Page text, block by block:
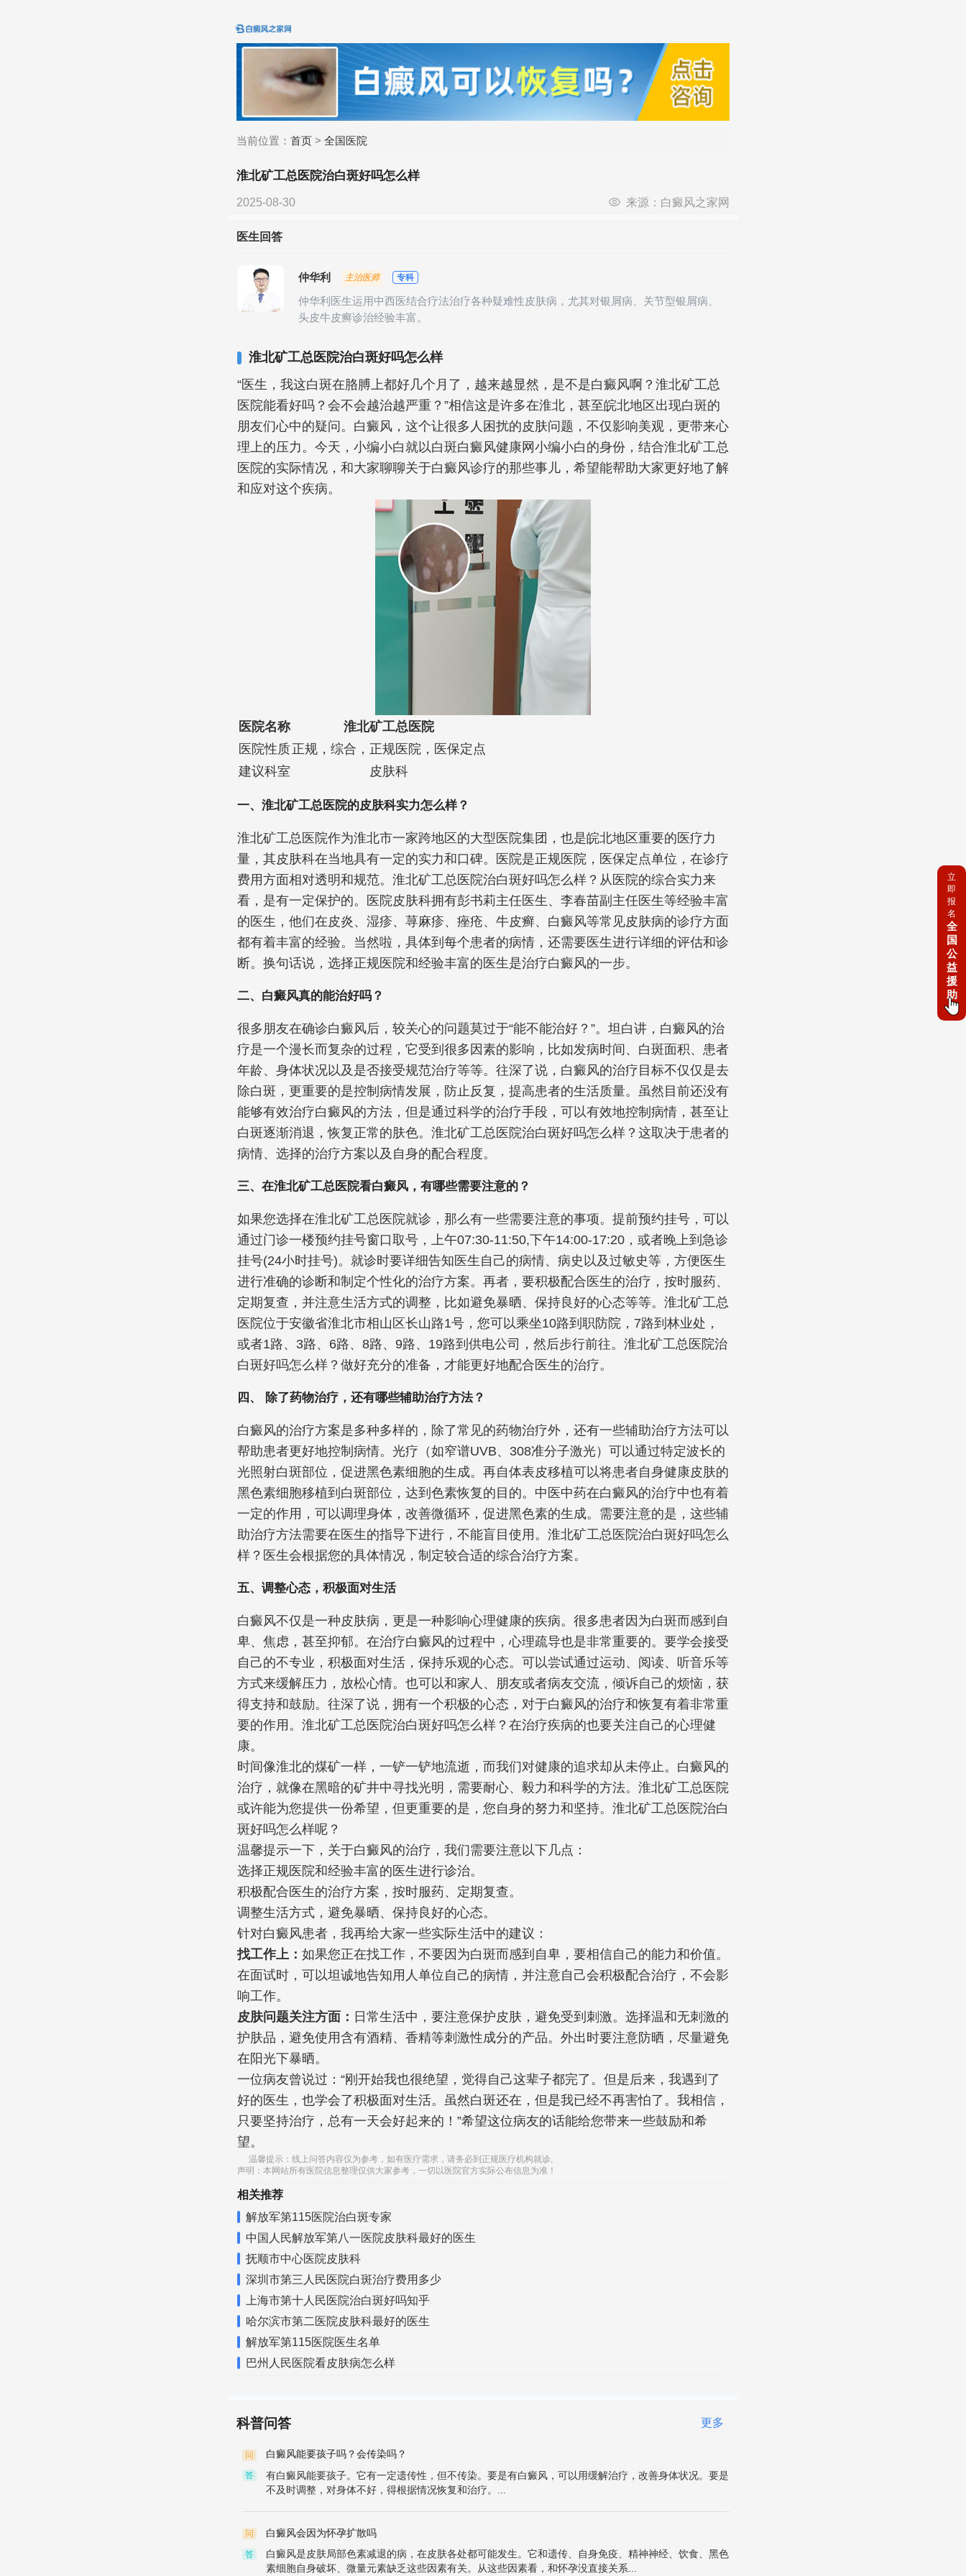
当前位置：首页 >全国医院
淮北矿工总医院治白斑好吗怎么样
2025-08-30 来源： 白癜风之家网
医生回答
仲华利 主治医师 专科
仲华利医生运用中西医结合疗法治疗各种疑难性皮肤病，尤其对银屑病、关节型银屑病、
头皮牛皮癣诊治经验丰富。
淮北矿工总医院治白斑好吗怎么样
“医生，我这白斑在胳膊上都好几个月了，越来越显然，是不是白癜风啊？淮北矿工总
医院能看好吗？会不会越治越严重？”相信这是许多在淮北，甚至皖北地区出现白斑的
朋友们心中的疑问。白癜风，这个让很多人困扰的皮肤问题，不仅影响美观，更带来心
理上的压力。今天，小编小白就以白斑白癜风健康网小编小白的身份，结合淮北矿工总
医院的实际情况，和大家聊聊关于白癜风诊疗的那些事儿，希望能帮助大家更好地了解
和应对这个疾病。
医院名称
淮北矿工总医院
医院性质正规，综合，正规医院，医保定点
建议科室
皮肤科
一、淮北矿工总医院的皮肤科实力怎么样？
淮北矿工总医院作为淮北市一家跨地区的大型医院集团，也是皖北地区重要的医疗力
量，其皮肤科在当地具有一定的实力和口碑。医院是正规医院，医保定点单位，在诊疗
费用方面相对透明和规范。淮北矿工总医院治白斑好吗怎么样？从医院的综合实力来
看，是有一定保护的。医院皮肤科拥有彭书莉主任医生、李春苗副主任医生等经验丰富
的医生，他们在皮炎、湿疹、荨麻疹、痤疮、牛皮癣、白癜风等常见皮肤病的诊疗方面
都有着丰富的经验。当然啦，具体到每个患者的病情，还需要医生进行详细的评估和诊
断。换句话说，选择正规医院和经验丰富的医生是治疗白癜风的一步。
二、白癜风真的能治好吗？
很多朋友在确诊白癜风后，较关心的问题莫过于“能不能治好？”。坦白讲，白癜风的治
疗是一个漫长而复杂的过程，它受到很多因素的影响，比如发病时间、白斑面积、患者
年龄、身体状况以及是否接受规范治疗等等。往深了说，白癜风的治疗目标不仅仅是去
除白斑，更重要的是控制病情发展，防止反复，提高患者的生活质量。虽然目前还没有
能够有效治疗白癜风的方法，但是通过科学的治疗手段，可以有效地控制病情，甚至让
白斑逐渐消退，恢复正常的肤色。淮北矿工总医院治白斑好吗怎么样？这取决于患者的
病情、选择的治疗方案以及自身的配合程度。
三、在淮北矿工总医院看白癜风，有哪些需要注意的？
如果您选择在淮北矿工总医院就诊，那么有一些需要注意的事项。提前预约挂号，可以
通过门诊一楼预约挂号窗口取号，上午07:30-11:50,下午14:00-17:20，或者晚上到急诊
挂号(24小时挂号)。就诊时要详细告知医生自己的病情、病史以及过敏史等，方便医生
进行准确的诊断和制定个性化的治疗方案。再者，要积极配合医生的治疗，按时服药、
定期复查，并注意生活方式的调整，比如避免暴晒、保持良好的心态等等。淮北矿工总
医院位于安徽省淮北市相山区长山路1号，您可以乘坐10路到职防院，7路到林业处，
或者1路、3路、6路、8路、9路、19路到供电公司，然后步行前往。淮北矿工总医院治
白斑好吗怎么样？做好充分的准备，才能更好地配合医生的治疗。
四、 除了药物治疗，还有哪些辅助治疗方法？
白癜风的治疗方案是多种多样的，除了常见的药物治疗外，还有一些辅助治疗方法可以
帮助患者更好地控制病情。光疗（如窄谱UVB、308准分子激光）可以通过特定波长的
光照射白斑部位，促进黑色素细胞的生成。再自体表皮移植可以将患者自身健康皮肤的
黑色素细胞移植到白斑部位，达到色素恢复的目的。中医中药在白癜风的治疗中也有着
一定的作用，可以调理身体，改善微循环，促进黑色素的生成。需要注意的是，这些辅
助治疗方法需要在医生的指导下进行，不能盲目使用。淮北矿工总医院治白斑好吗怎么
样？医生会根据您的具体情况，制定较合适的综合治疗方案。
五、调整心态，积极面对生活
白癜风不仅是一种皮肤病，更是一种影响心理健康的疾病。很多患者因为白斑而感到自
卑、焦虑，甚至抑郁。在治疗白癜风的过程中，心理疏导也是非常重要的。要学会接受
自己的不专业，积极面对生活，保持乐观的心态。可以尝试通过运动、阅读、听音乐等
方式来缓解压力，放松心情。也可以和家人、朋友或者病友交流，倾诉自己的烦恼，获
得支持和鼓励。往深了说，拥有一个积极的心态，对于白癜风的治疗和恢复有着非常重
要的作用。淮北矿工总医院治白斑好吗怎么样？在治疗疾病的也要关注自己的心理健
康。
时间像淮北的煤矿一样，一铲一铲地流逝，而我们对健康的追求却从未停止。白癜风的
治疗，就像在黑暗的矿井中寻找光明，需要耐心、毅力和科学的方法。淮北矿工总医院
或许能为您提供一份希望，但更重要的是，您自身的努力和坚持。淮北矿工总医院治白
斑好吗怎么样呢？
温馨提示一下，关于白癜风的治疗，我们需要注意以下几点：
选择正规医院和经验丰富的医生进行诊治。
积极配合医生的治疗方案，按时服药、定期复查。
调整生活方式，避免暴晒、保持良好的心态。
针对白癜风患者，我再给大家一些实际生活中的建议：
找工作上： 如果您正在找工作，不要因为白斑而感到自卑，要相信自己的能力和价值。
在面试时，可以坦诚地告知用人单位自己的病情，并注意自己会积极配合治疗，不会影
响工作。
皮肤问题关注方面： 日常生活中，要注意保护皮肤，避免受到刺激。选择温和无刺激的
护肤品，避免使用含有酒精、香精等刺激性成分的产品。外出时要注意防晒，尽量避免
在阳光下暴晒。
一位病友曾说过：“刚开始我也很绝望，觉得自己这辈子都完了。但是后来，我遇到了
好的医生，也学会了积极面对生活。虽然白斑还在，但是我已经不再害怕了。我相信，
只要坚持治疗，总有一天会好起来的！”希望这位病友的话能给您带来一些鼓励和希
望。
温馨提示：线上问答内容仅为参考，如有医疗需求，请务必到正规医疗机构就诊,
声明：本网站所有医院信息整理仅供大家参考，一切以医院官方实际公布信息为准！
相关推荐
解放军第115医院治白斑专家
中国人民解放军第八一医院皮肤科最好的医生
抚顺市中心医院皮肤科
深圳市第三人民医院白斑治疗费用多少
上海市第十人民医院治白斑好吗知乎
哈尔滨市第二医院皮肤科最好的医生
解放军第115医院医生名单
巴州人民医院看皮肤病怎么样
科普问答 更多
问 白癜风能要孩子吗？会传染吗？
答
有白癜风能要孩子。它有一定遗传性，但不传染。要是有白癜风，可以用缓解治疗，改善身体状况。要是
不及时调整，对身体不好，得根据情况恢复和治疗。...
问 白癜风会因为怀孕扩散吗
答
白癜风是皮肤局部色素减退的病，在皮肤各处都可能发生。它和遗传、自身免疫、精神神经、饮食、黑色
素细胞自身破坏、微量元素缺乏这些因素有关。从这些因素看，和怀孕没直接关系...
立
即
报
名
全
国
公
益
援
助